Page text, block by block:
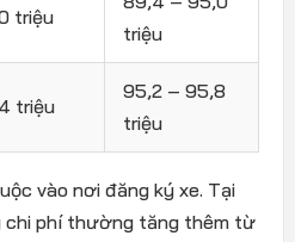
triệu
triệu
triệu
95,2 – 95,8
triệu
vào nơi đăng ký xe. Tại
chi phí thường tăng thêm từ